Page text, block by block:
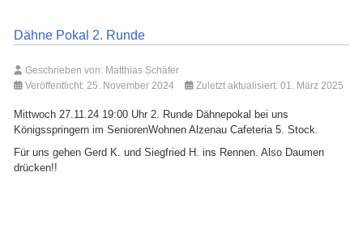
Dähne Pokal 2. Runde
Geschrieben von: Matthias Schäfer
Veröffentlicht: 25. November 2024
Zuletzt aktualisiert: 01. März 2025
Mittwoch 27.11.24 19:00 Uhr 2. Runde Dähnepokal bei uns
Königsspringern im SeniorenWohnen Alzenau Cafeteria 5. Stock.
Für uns gehen Gerd K. und Siegfried H. ins Rennen. Also Daumen
drücken!!